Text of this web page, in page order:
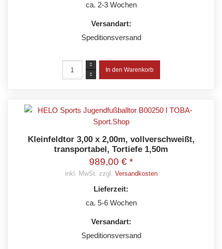
ca. 2-3 Wochen
Versandart:
Speditionsversand
Kleinfeldtor 3,00 x 2,00m, vollverschweißt,
transportabel, Tortiefe 1,50m
989,00 € *
inkl. MwSt. zzgl. Versandkosten
Lieferzeit:
ca. 5-6 Wochen
Versandart:
Speditionsversand